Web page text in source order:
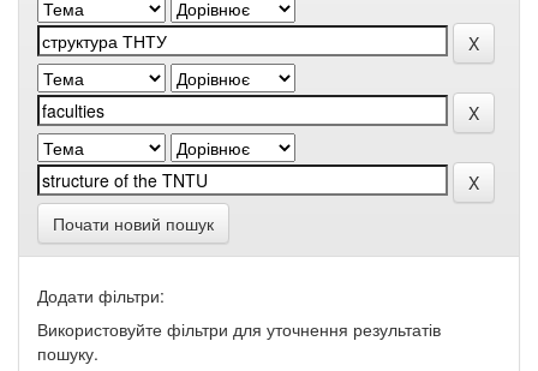
Почати новий пошук
Додати фільтри:
Використовуйте фільтри для уточнення результатів
пошуку.